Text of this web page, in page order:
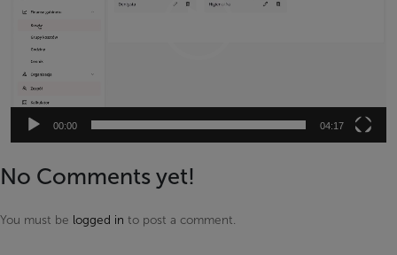
00:00 04:17
No Comments yet!
You must be logged in to post a comment.